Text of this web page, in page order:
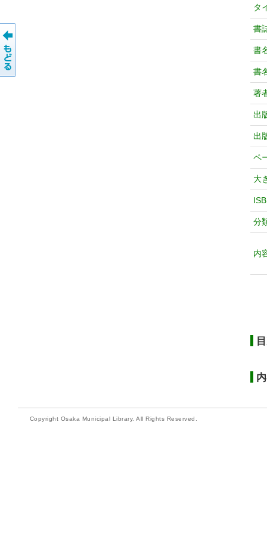
タ
書
書
書
著
出
出
ペ
大
分
内
Copyright Osaka Municipal Library. All Rights Reserved.